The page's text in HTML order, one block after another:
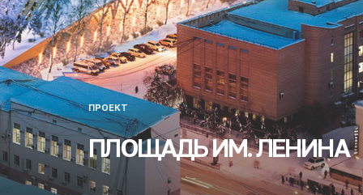
Ключевая идея проекта — это синтез самобытной
культуры Якутии и уникального природного
окружения. Природа — важнейший и главный
сакральный символ Саха. Именно поэтому на
площади появились холмы-сопки, на которых
предлагается высадить растения со всей Якутии.
В центре площади располагается спираль вечного
якутского календаря в виде сухого фонтана. Образ
календаря символизирует неразрывную связь с
традициями и культурой народа саха, с течением